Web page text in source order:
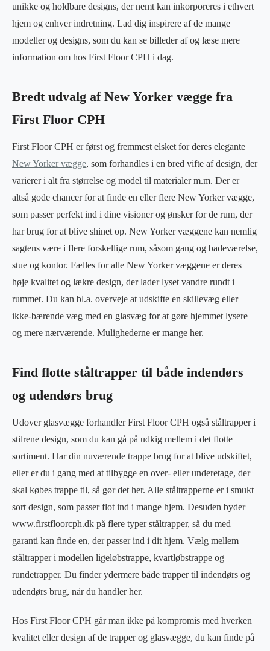
unikke og holdbare designs, der nemt kan inkorporeres i ethvert
hjem og enhver indretning. Lad dig inspirere af de mange
modeller og designs, som du kan se billeder af og læse mere
information om hos First Floor CPH i dag.
Bredt udvalg af New Yorker vægge fra
First Floor CPH
First Floor CPH er først og fremmest elsket for deres elegante
New Yorker vægge, som forhandles i en bred vifte af design, der
varierer i alt fra størrelse og model til materialer m.m. Der er
altså gode chancer for at finde en eller flere New Yorker vægge,
som passer perfekt ind i dine visioner og ønsker for de rum, der
har brug for at blive shinet op. New Yorker væggene kan nemlig
sagtens være i flere forskellige rum, såsom gang og badeværelse,
stue og kontor. Fælles for alle New Yorker væggene er deres
høje kvalitet og lækre design, der lader lyset vandre rundt i
rummet. Du kan bl.a. overveje at udskifte en skillevæg eller
ikke-bærende væg med en glasvæg for at gøre hjemmet lysere
og mere nærværende. Mulighederne er mange her.
Find flotte ståltrapper til både indendørs
og udendørs brug
Udover glasvægge forhandler First Floor CPH også ståltrapper i
stilrene design, som du kan gå på udkig mellem i det flotte
sortiment. Har din nuværende trappe brug for at blive udskiftet,
eller er du i gang med at tilbygge en over- eller underetage, der
skal købes trappe til, så gør det her. Alle ståltrapperne er i smukt
sort design, som passer flot ind i mange hjem. Desuden byder
www.firstfloorcph.dk på flere typer ståltrapper, så du med
garanti kan finde en, der passer ind i dit hjem. Vælg mellem
ståltrapper i modellen ligeløbstrappe, kvartløbstrappe og
rundetrapper. Du finder ydermere både trapper til indendørs og
udendørs brug, når du handler her.
Hos First Floor CPH går man ikke på kompromis med hverken
kvalitet eller design af de trapper og glasvægge, du kan finde på